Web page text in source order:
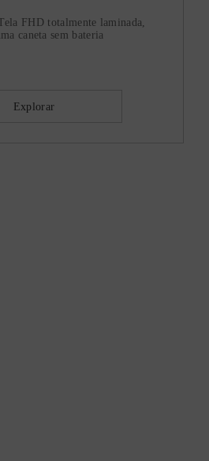
FHD totalmente laminada,
caneta sem bateria
Explorar